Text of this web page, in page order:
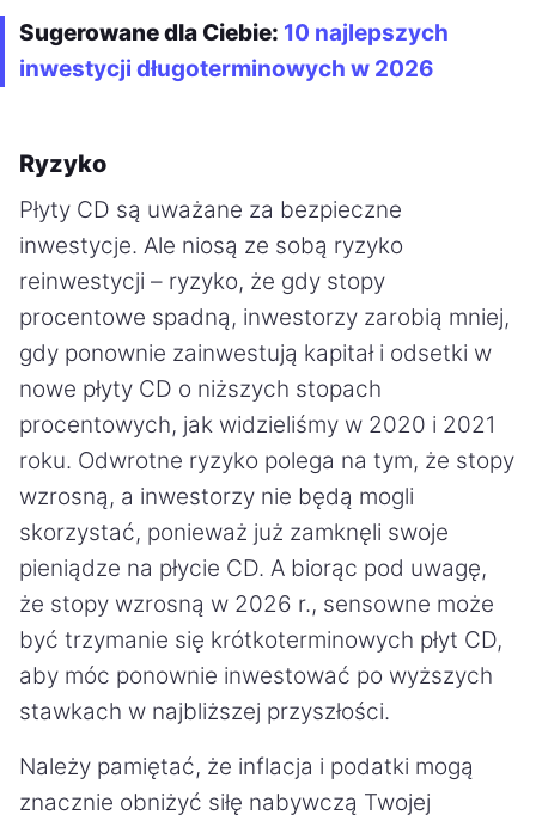
Sugerowane dla Ciebie: 10 najlepszych
inwestycji długoterminowych w 2026
Ryzyko
Płyty CD są uważane za bezpieczne
inwestycje. Ale niosą ze sobą ryzyko
reinwestycji – ryzyko, że gdy stopy
procentowe spadną, inwestorzy zarobią mniej,
gdy ponownie zainwestują kapitał i odsetki w
nowe płyty CD o niższych stopach
procentowych, jak widzieliśmy w 2020 i 2021
roku. Odwrotne ryzyko polega na tym, że stopy
wzrosną, a inwestorzy nie będą mogli
skorzystać, ponieważ już zamknęli swoje
pieniądze na płycie CD. A biorąc pod uwagę,
że stopy wzrosną w 2026 r., sensowne może
być trzymanie się krótkoterminowych płyt CD,
aby móc ponownie inwestować po wyższych
stawkach w najbliższej przyszłości.
Należy pamiętać, że inflacja i podatki mogą
znacznie obniżyć siłę nabywczą Twojej